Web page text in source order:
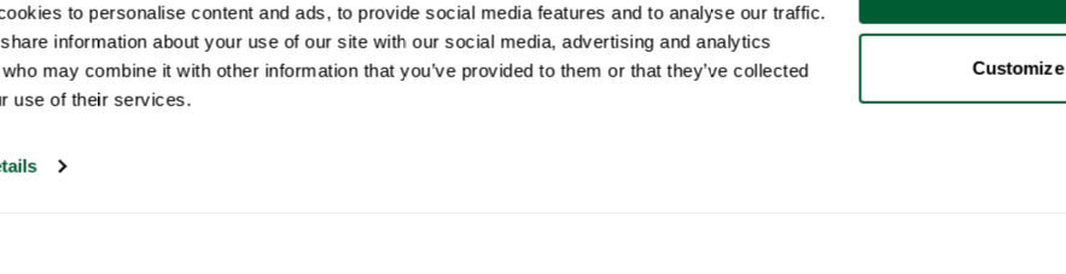
to personalise content and ads, to provide social media features and to analyse our traffic.
information about your use of our site with our social media, advertising and analytics
may combine it with other information that you’ve provided to them or that they’ve collected
use of their services.
Customize